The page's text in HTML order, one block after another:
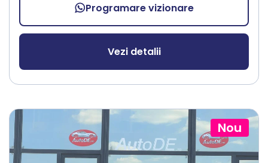
Programare vizionare
Vezi detalii
Nou